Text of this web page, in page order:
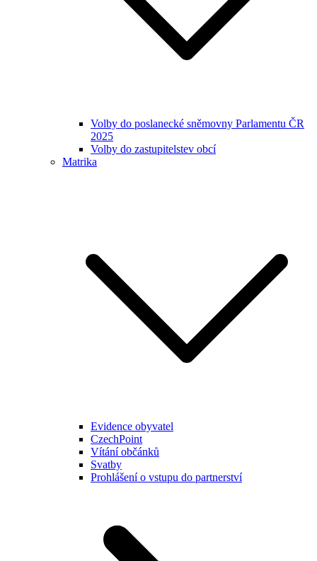
Volby do poslanecké sněmovny Parlamentu ČR
2025
Volby do zastupitelstev obcí
Matrika
Evidence obyvatel
CzechPoint
Vítání občánků
Svatby
Prohlášení o vstupu do partnerství